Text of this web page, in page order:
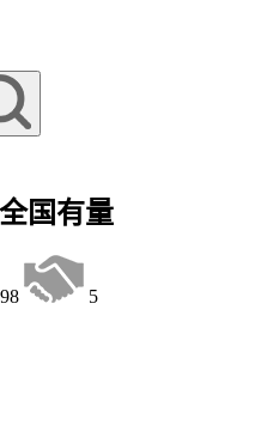
国有量
5